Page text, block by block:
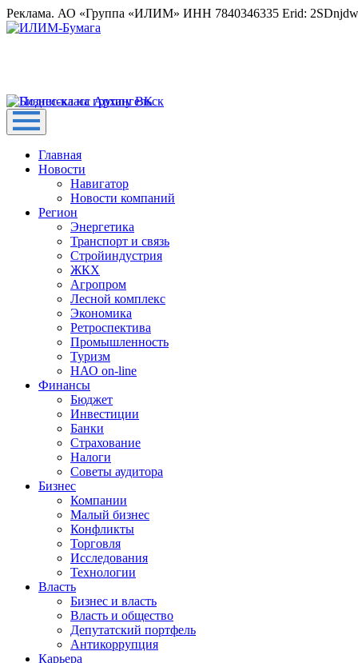
Реклама. АО «Группа «ИЛИМ» ИНН 7840346335 Erid:
Главная
Новости
Навигатор
Новости компаний
Регион
Энергетика
Транспорт и связь
Стройиндустрия
ЖКХ
Агропром
Лесной комплекс
Экономика
Ретроспектива
Промышленность
Туризм
НАО on-line
Финансы
Бюджет
Инвестиции
Банки
Страхование
Налоги
Советы аудитора
Бизнес
Компании
Малый бизнес
Конфликты
Торговля
Исследования
Технологии
Власть
Бизнес и власть
Власть и общество
Депутатский портфель
Антикоррупция
Карьера